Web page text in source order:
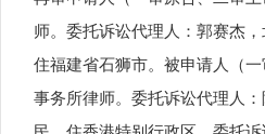
师。委托诉讼代理人：郭赛杰
住福建省石狮市。被申请人（
事务所律师。委托诉讼代理人